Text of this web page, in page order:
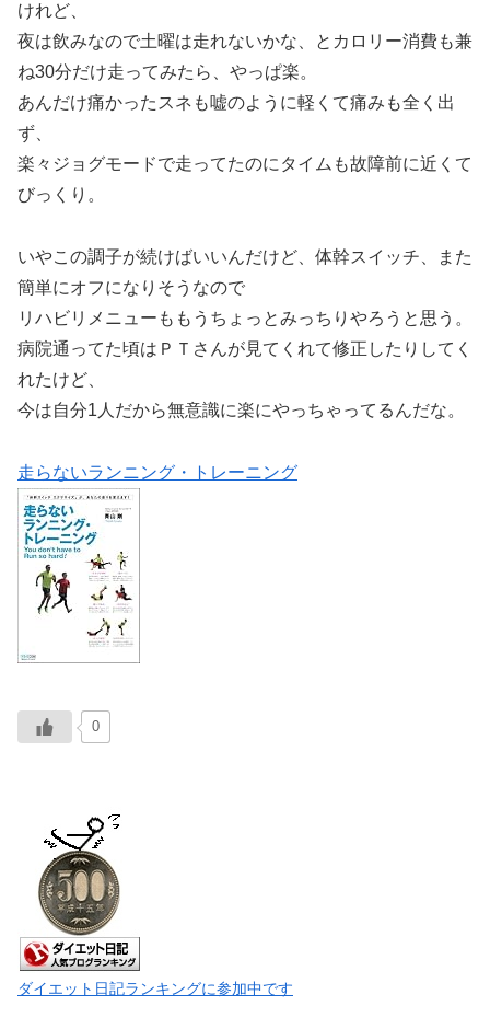
けれど、
夜は飲みなので土曜は走れないかな、とカロリー消費も兼
ね30分だけ走ってみたら、やっぱ楽。
あんだけ痛かったスネも嘘のように軽くて痛みも全く出
ず、
楽々ジョグモードで走ってたのにタイムも故障前に近くて
びっくり。
いやこの調子が続けばいいんだけど、体幹スイッチ、また
簡単にオフになりそうなので
リハビリメニューももうちょっとみっちりやろうと思う。
病院通ってた頃はＰＴさんが見てくれて修正したりしてく
れたけど、
今は自分1人だから無意識に楽にやっちゃってるんだな。
走らないランニング・トレーニング
0
ダイエット日記ランキングに参加中です